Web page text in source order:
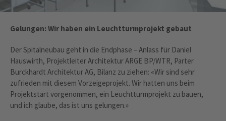
Gelungen: Wir haben ein Leuchtturmprojekt gebaut
Der Spitalneubau geht in die Endphase – Anlass für Daniel
Hauswirth, Projektleiter Architektur ARGE BP/WTR, Parter
Burckhardt Architektur AG, Bilanz zu ziehen: «Wir sind sehr
zufrieden mit diesem Vorzeigeprojekt. Wir hatten uns beim
Projektstart vorgenommen, ein Leuchtturmprojekt zu bauen,
und ich glaube, das ist uns gelungen.»